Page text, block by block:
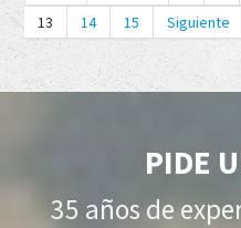
13
14 15 Siguiente
PIDE
35 años de